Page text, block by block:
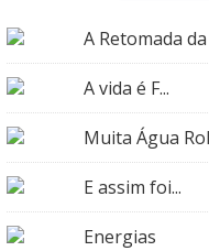
A Retomada
A vida é F...
Muita Água
E assim foi...
Energias